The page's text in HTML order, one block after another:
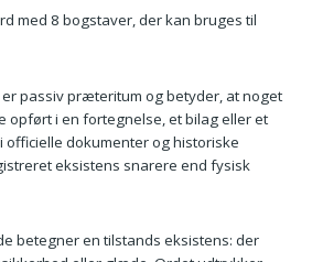
med 8 bogstaver, der kan bruges til
passiv præteritum og betyder, at noget
opført i en fortegnelse, et bilag eller et
officielle dokumenter og historiske
eksistens snarere end fysisk
betegner en tilstands eksistens: der